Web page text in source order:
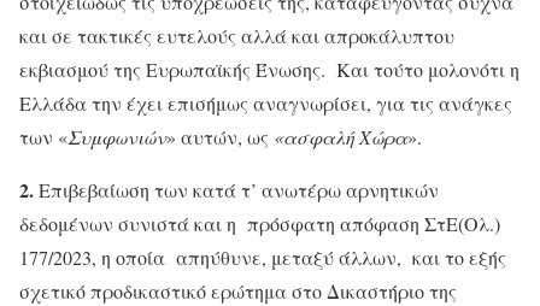
και σε τακτικές ευτελούς αλλά και απροκάλυπτου
εκβιασμού της Ευρωπαϊκής Ένωσης. Και τούτο μολονότι η
Ελλάδα την έχει επισήμως αναγνωρίσει, για τις ανάγκες
των «Συμφωνιών» αυτών, ως «ασφαλή Χώρα».
2.Επιβεβαίωση των κατά τ’ ανωτέρω αρνητικών
δεδομένων συνιστά και η πρόσφατη απόφαση ΣτΕ(Ολ.)
177/2023, η οποία απηύθυνε, μεταξύ άλλων, και το εξής
σχετικό προδικαστικό ερώτημα στο Δικαστήριο της